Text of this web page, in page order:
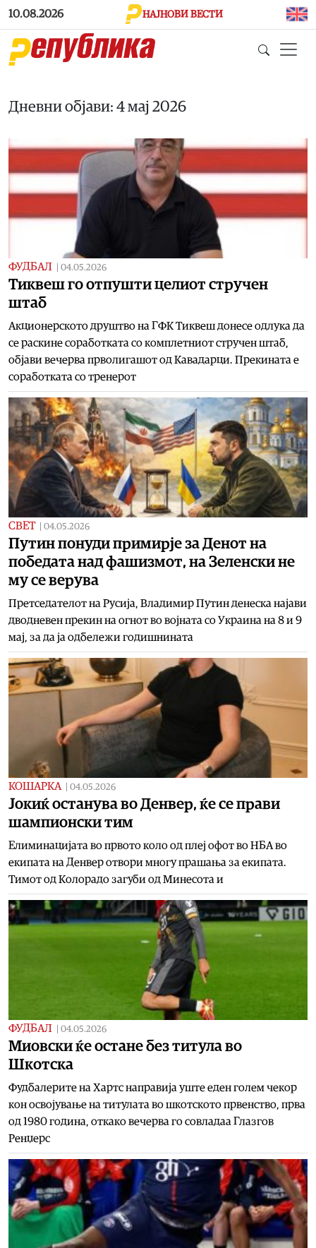
Skip to main content
10.08.2026 НАЈНОВИ ВЕСТИ
Дневни објави: 4 мај 2026
ФУДБАЛ 04.05.2026
Tиквеш го отпушти целиот стручен
штаб
Акционерското друштво на ГФК Тиквеш донесе одлука да
се раскине соработката со комплетниот стручен штаб,
објави вечерва прволигашот од Кавадарци. Прекината е
соработката со тренерот
СВЕТ 04.05.2026
Путин понуди примирје за Денот на
победата над фашизмот, на Зеленски не
му се верува
Претседателот на Русија, Владимир Путин денеска најави
дводневен прекин на огнот во војната со Украина на 8 и 9
мај, за да ја одбележи годишнината
КОШАРКА 04.05.2026
Joкиќ останува во Денвер, ќе се прави
шампионски тим
Елиминацијата во првото коло од плеј офот во НБА во
екипата на Денвер отвори многу прашања за екипата.
Тимот од Колорадо загуби од Минесота и
ФУДБАЛ 04.05.2026
Mиовски ќе остане без титула во
Шкотска
Фудбалерите на Хартс направија уште еден голем чекор
кон освојување на титулата во шкотското првенство, прва
од 1980 година, откако вечерва го совладаа Глазгов
Ренџерс